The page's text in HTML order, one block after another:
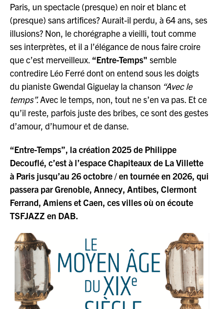
Paris, un spectacle (presque) en noir et blanc et
(presque) sans artifices? Aurait-il perdu, à 64 ans, ses
illusions? Non, le chorégraphe a vieilli, tout comme
ses interprètes, et il a l’élégance de nous faire croire
que c’est merveilleux. “Entre-Temps" semble
contredire Léo Ferré dont on entend sous les doigts
du pianiste Gwendal Giguelay la chanson “Avec le
temps”.Avec le temps, non, tout ne s’en va pas. Et ce
qu’il reste, parfois juste des bribes, ce sont des gestes
d’amour, d’humour et de danse.
“Entre-Temps”, la création 2025 de Philippe
Decouflé, c’est à l’espace Chapiteaux de La Villette
à Paris jusqu’au 26 octobre / en tournée en 2026, qui
passera par Grenoble, Annecy, Antibes, Clermont
Ferrand, Amiens et Caen, ces villes où on écoute
TSFJAZZ en DAB.